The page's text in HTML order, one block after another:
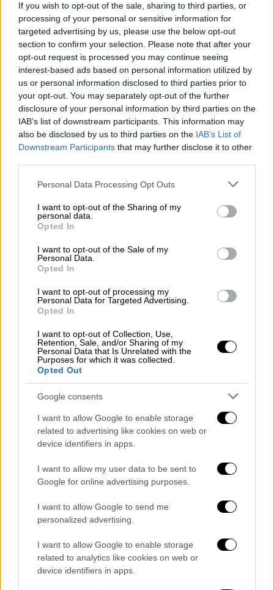
If you wish to opt-out of the sale, sharing to third parties, or
processing of your personal or sensitive information for
targeted advertising by us, please use the below opt-out
section to confirm your selection. Please note that after your
opt-out request is processed you may continue seeing
interest-based ads based on personal information utilized by
us or personal information disclosed to third parties prior to
your opt-out. You may separately opt-out of the further
disclosure of your personal information by third parties on the
IAB’s list of downstream participants. This information may
also be disclosed by us to third parties on the IAB’s List of
Downstream Participants that may further disclose it to other
Please note that this website/app uses one or more Google
not limited to your visit or usage behaviour. You may click to
grant or deny consent to Google and its third-party tags to
use your data for below specified purposes in below Google
consent section.
Personal Data Processing Opt Outs
I want to opt-out of the Sharing of my
personal data.
Opted In
I want to opt-out of the Sale of my
Personal Data.
Opted In
I want to opt-out of processing my
Personal Data for Targeted Advertising.
Opted In
I want to opt-out of Collection, Use,
Retention, Sale, and/or Sharing of my
Personal Data that Is Unrelated with the
Purposes for which it was collected.
Opted Out
Google consents
I want to allow Google to enable storage
related to advertising like cookies on web or
device identifiers in apps.
I want to allow my user data to be sent to
Google for online advertising purposes.
I want to allow Google to send me
personalized advertising.
I want to allow Google to enable storage
related to analytics like cookies on web or
device identifiers in apps.
Δράκοι κατέκτησαν μαθηματικά τον τίτλο,
μια αγωνιστική πριν από το φινάλε και το
πέτυχαν εμφατικά καθώς επικράτησαν 1-0
στην έδρα της μεγάλης αντιπάλου τους
Μπενφίκα. Η ομάδα τουΣέρτζιο Κονσεϊσάο
βρέθηκε στο +9 απ' τη δεύτερηΣπόρτινγκ
Λισσαβόναςκαι τελείωσε οριστικά την
υπόθεση του τίτλου.
Ο αγώνας ήταν αμφίρροπος και δυναμικός με
την Μπενφίκα να προσπαθεί με κάθε τρόπο
να βάλει εμπόδια στην Πόρτο απ' την
κατάκτηση του τίτλου. Παρ' όλα αυτά όμως
οι Δράκοι βρήκαν τον δρόμος προς τα δίχτυα
στο φινάλε και έκαναν γύρο θριάμβου στο
Ντα Λουζ. Στο τέταρτο λεπτό των
καθυστερήσεων ο Ζαϊντού Σανουσί πέτυχε
το 1-0 χαρίζοντας τη νίκη και το
πρωτάθλημα στην Πόρτο.